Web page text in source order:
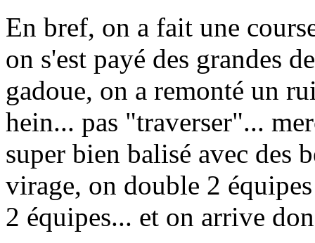
En bref, on a fait une
on s'est payé des grandes
gadoue, on a remonté un
hein... pas "traverser"...
super bien balisé avec des
virage, on double 2
2 équipes... et on arrive